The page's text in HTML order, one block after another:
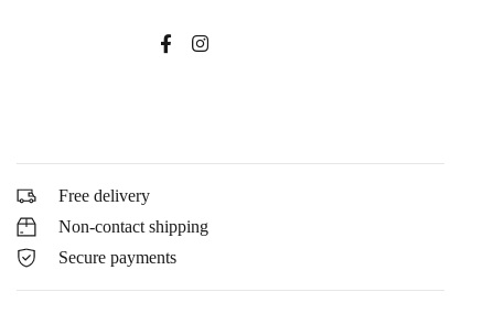
Free delivery
Non-contact shipping
Secure payments